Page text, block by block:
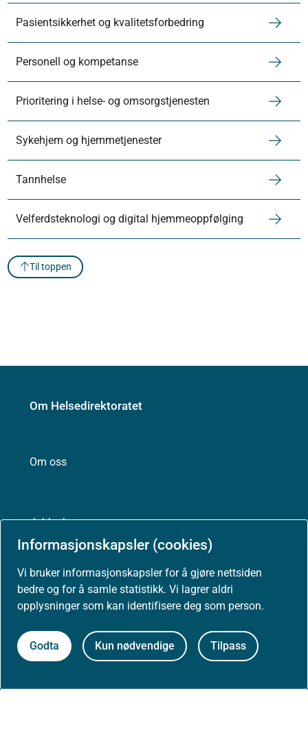
Informasjonskapsler (cookies)
Vi bruker informasjonskapsler for å gjøre nettsiden
bedre og for å samle statistikk. Vi lagrer aldri
opplysninger som kan identifisere deg som person.
Godta Kun nødvendige Tilpass
Pasientsikkerhet og kvalitetsforbedring
Personell og kompetanse
Prioritering i helse- og omsorgstjenesten
Sykehjem og hjemmetjenester
Tannhelse
Velferdsteknologi og digital hjemmeoppfølging
Til toppen
Om Helsedirektoratet
Om oss
Jobbe hos oss
Kontakt oss
Postadresse:
Postboks 220, Skøyen
0213 Oslo